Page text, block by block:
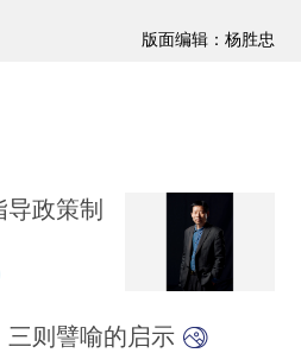
有学习制度设计以实现某些
老凯恩斯的实证和规范之分
济学的规范作用为经济设
是，老凯恩斯所处的时代
尚未兴起，更不必说现代
版面编辑：杨胜忠
导政策制
则譬喻的启示